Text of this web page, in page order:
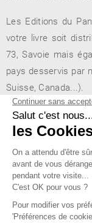
Les Editions du
votre livre soit
73, Savoie mais
pays desservis par
Suisse, Canada...).
Culture Super U-
Thermes
Éditions du
75015 Paris
01 43 71 14 72